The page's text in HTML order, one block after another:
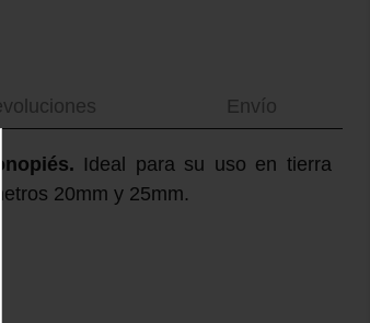
Envío
Ideal para su uso en tierra
20mm y 25mm.